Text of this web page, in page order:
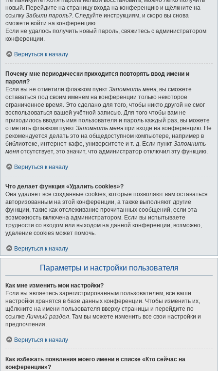
новый. Перейдите на страницу входа на конференцию и щёлкните на
ссылку Забыли пароль?. Следуйте инструкциям, и скоро вы снова
сможете войти на конференцию.
Если не удалось получить новый пароль, свяжитесь с администратором
конференции.
Вернуться к началу
Почему мне периодически приходится повторять ввод имени и
пароля?
Если вы не отметили флажком пункт Запомнить меня, вы сможете
оставаться под своим именем на конференции только некоторое
ограниченное время. Это сделано для того, чтобы никто другой не смог
воспользоваться вашей учётной записью. Для того чтобы вам не
приходилось вводить имя пользователя и пароль каждый раз, вы можете
отметить флажком пункт Запомнить меня при входе на конференцию. Не
рекомендуется делать это на общедоступном компьютере, например в
библиотеке, интернет-кафе, университете и т. д. Если пункт Запомнить
меня отсутствует, это значит, что администратор отключил эту функцию.
Вернуться к началу
Что делает функция «Удалить cookies»?
Она удаляет все созданные cookies, которые позволяют вам оставаться
авторизованным на этой конференции, а также выполняют другие
функции, такие как отслеживание прочитанных сообщений, если эта
возможность включена администратором. Если вы испытываете
трудности со входом или выходом на данной конференции, возможно,
удаление cookies может помочь.
Вернуться к началу
Параметры и настройки пользователя
Как мне изменить мои настройки?
Если вы являетесь зарегистрированным пользователем, все ваши
настройки хранятся в базе данных конференции. Чтобы изменить их,
щёлкните на имени пользователя вверху страницы и перейдите по
ссылкеЛичный раздел. Там вы можете изменить все свои настройки и
предпочтения.
Вернуться к началу
Как избежать появления моего имени в списке «Кто сейчас на
конференции»?